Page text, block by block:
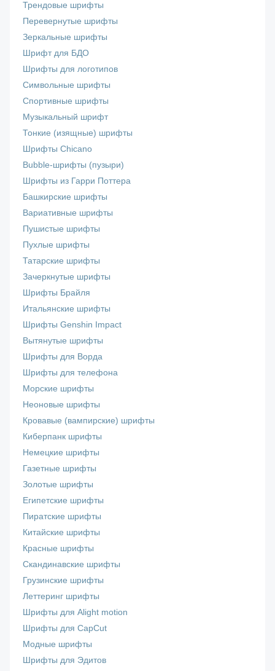
Трендовые шрифты
Перевернутые шрифты
Зеркальные шрифты
Шрифт для БДО
Шрифты для логотипов
Символьные шрифты
Спортивные шрифты
Музыкальный шрифт
Тонкие (изящные) шрифты
Шрифты Chicano
Bubble-шрифты (пузыри)
Шрифты из Гарри Поттера
Башкирские шрифты
Вариативные шрифты
Пушистые шрифты
Пухлые шрифты
Татарские шрифты
Зачеркнутые шрифты
Шрифты Брайля
Итальянские шрифты
Шрифты Genshin Impact
Вытянутые шрифты
Шрифты для Ворда
Шрифты для телефона
Морские шрифты
Неоновые шрифты
Кровавые (вампирские) шрифты
Киберпанк шрифты
Немецкие шрифты
Газетные шрифты
Золотые шрифты
Египетские шрифты
Пиратские шрифты
Китайские шрифты
Красные шрифты
Скандинавские шрифты
Грузинские шрифты
Леттеринг шрифты
Шрифты для Alight motion
Шрифты для CapCut
Модные шрифты
Шрифты для Эдитов